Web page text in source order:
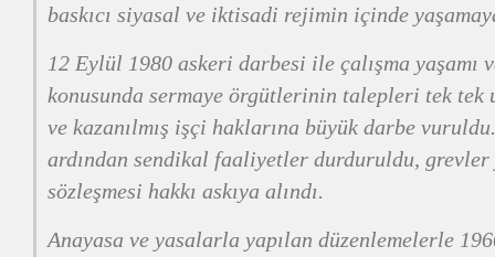
baskıcı siyasal ve iktisadi rejimin içinde
12 Eylül 1980 askeri darbesi ile çalışma yaşamı
konusunda sermaye örgütlerinin talepleri tek tek
ve kazanılmış işçi haklarına büyük darbe
ardından sendikal faaliyetler durduruldu, grevler
sözleşmesi hakkı askıya alındı.
Anayasa ve yasalarla yapılan düzenlemelerle